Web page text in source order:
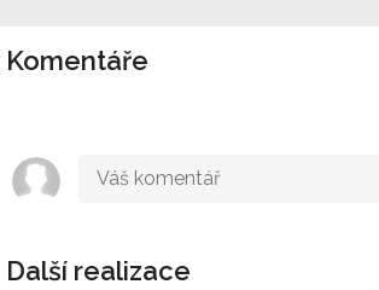
Komentáře
Další realizace